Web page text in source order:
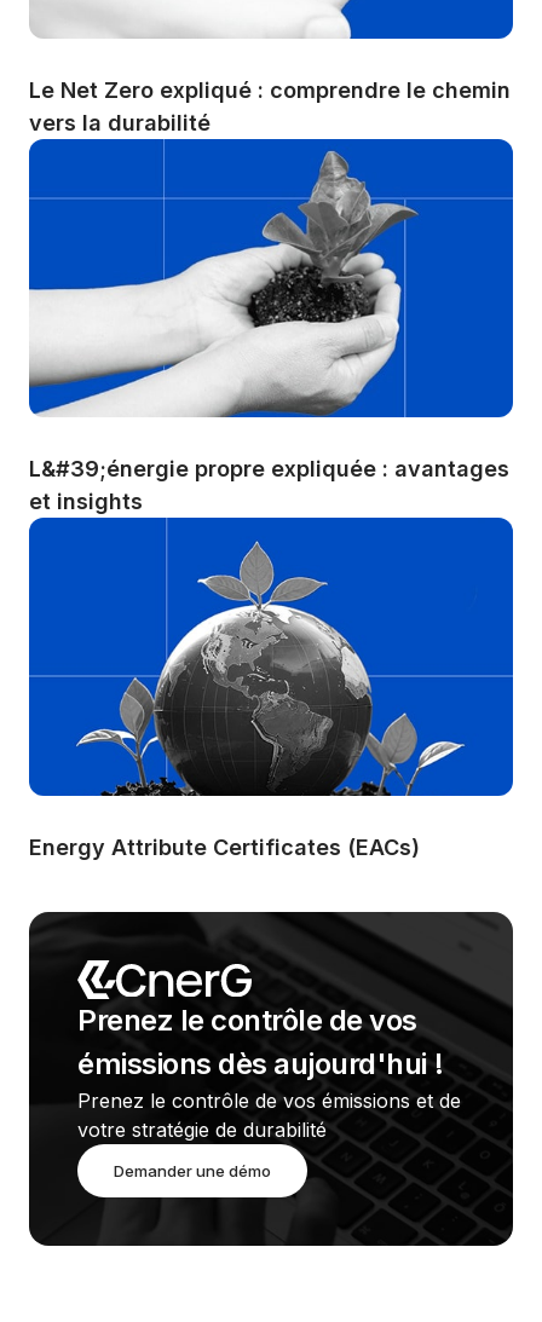
Le Net Zero expliqué : comprendre le chemin
vers la durabilité
L&#39;énergie propre expliquée : avantages
et insights
Energy Attribute Certificates (EACs)
Prenez le contrôle de vos
émissions dès aujourd'hui !
Prenez le contrôle de vos émissions et de
votre stratégie de durabilité
Demander une démo